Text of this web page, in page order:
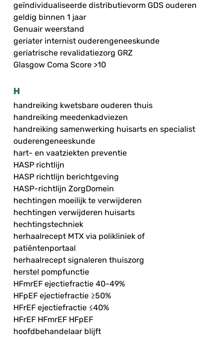
geïndividualiseerde distributievorm GDS ouderen
geldig binnen 1 jaar
Genuair weerstand
geriater internist ouderengeneeskunde
geriatrische revalidatiezorg GRZ
Glasgow Coma Score >10
H
handreiking kwetsbare ouderen thuis
handreiking meedenkadviezen
handreiking samenwerking huisarts en specialist
ouderengeneeskunde
hart- en vaatziekten preventie
HASP richtlijn
HASP richtlijn berichtgeving
HASP-richtlijn ZorgDomein
hechtingen moeilijk te verwijderen
hechtingen verwijderen huisarts
hechtingstechniek
herhaalrecept MTX via polikliniek of
patiëntenportaal
herhaalrecept signaleren thuiszorg
herstel pompfunctie
HFmrEF ejectiefractie 40-49%
HFpEF ejectiefractie ≥50%
HFrEF ejectiefractie ≤40%
HFrEF HFmrEF HFpEF
hoofdbehandelaar blijft